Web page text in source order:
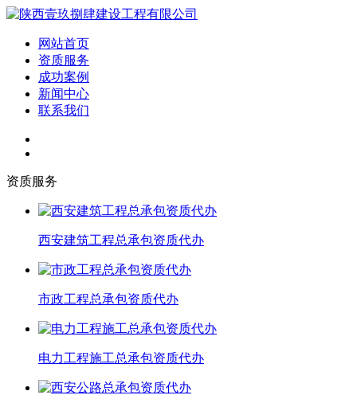
网站首页
资质服务
成功案例
新闻中心
联系我们
资质服务
西安建筑工程总承包资质代办
市政工程总承包资质代办
电力工程施工总承包资质代办